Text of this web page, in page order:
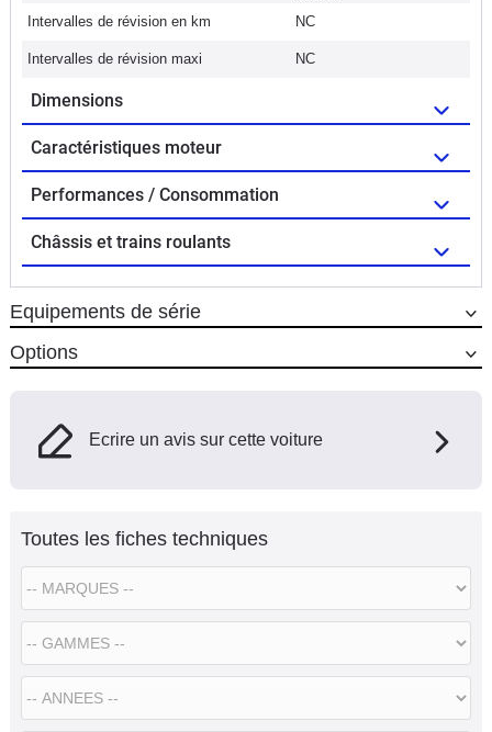
Intervalles de révision en km
NC
Intervalles de révision maxi NC
Dimensions
Caractéristiques moteur
Performances / Consommation
Châssis et trains roulants
Equipements de série
Options
Ecrire un avis sur cette voiture
Toutes les fiches techniques